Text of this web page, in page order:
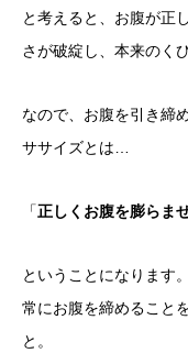
と考えると、お腹が正
さが破綻し、本来のく
なので、お腹を引き締
ササイズとは…
「正しくお腹を膨らま
ということになります。
常にお腹を締めること
と。